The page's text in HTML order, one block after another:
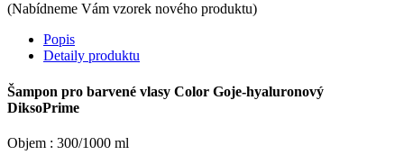
(Nabídneme Vám vzorek nového produktu)
Popis
Detaily produktu
Šampon pro barvené vlasy Color Goje-hyaluronový
DiksoPrime
Objem : 300/1000 ml